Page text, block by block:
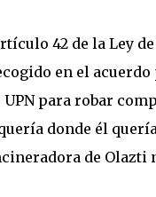
42 de la Ley
en el
para robar
donde él
de